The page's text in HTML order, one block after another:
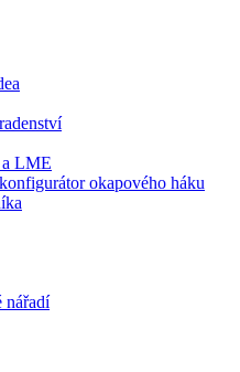
LME
okapového háku
nářadí